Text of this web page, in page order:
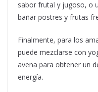
sabor frutal y jugoso, o
bañar postres y frutas
Finalmente, para los
puede mezclarse con
avena para obtener un
energía.